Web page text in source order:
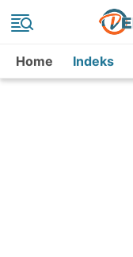
Home Indeks